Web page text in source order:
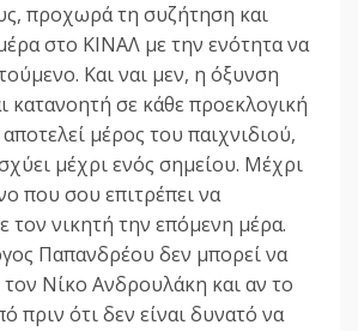
προχωρά τη συζήτηση και
στο ΚΙΝΑΛ με την ενότητα να
Και ναι μεν, η όξυνση
κατανοητή σε κάθε προεκλογική
μέρος του παιχνιδιού,
μέχρι ενός σημείου. Μέχρι
που σου επιτρέπει να
τον νικητή την επόμενη μέρα.
Παπανδρέου δεν μπορεί να
Νίκο Ανδρουλάκη και αν το
πριν ότι δεν είναι δυνατό να